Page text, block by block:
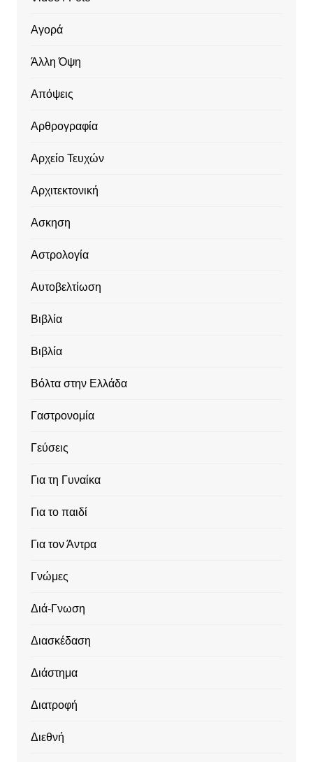
Αγορά
Άλλη Όψη
Απόψεις
Αρθρογραφία
Αρχείο Τευχών
Αρχιτεκτονική
Ασκηση
Αστρολογία
Αυτοβελτίωση
Βιβλία
Βιβλία
Βόλτα στην Ελλάδα
Γαστρονομία
Γεύσεις
Για τη Γυναίκα
Για το παιδί
Για τον Άντρα
Γνώμες
Διά-Γνωση
Διασκέδαση
Διάστημα
Διατροφή
Διεθνή